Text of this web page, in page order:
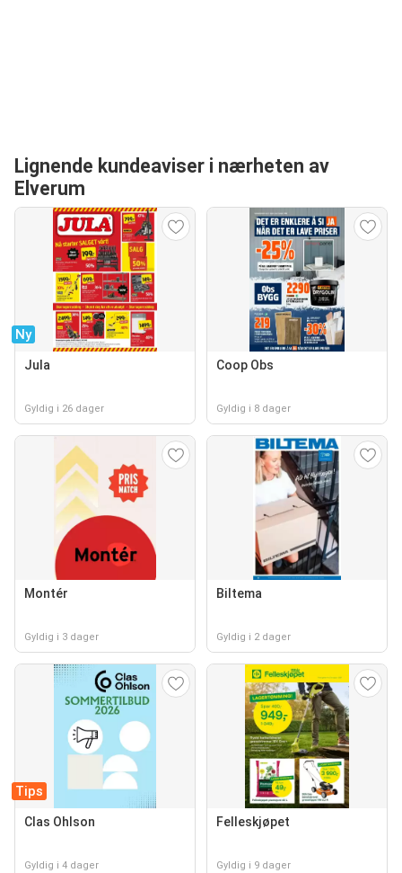
Lignende kundeaviser i nærheten av
Elverum
Ny
Jula
Gyldig i 26 dager
Coop Obs
Gyldig i 8 dager
Montér
Gyldig i 3 dager
Biltema
Gyldig i 2 dager
Tips
Clas Ohlson
Gyldig i 4 dager
Felleskjøpet
Gyldig i 9 dager